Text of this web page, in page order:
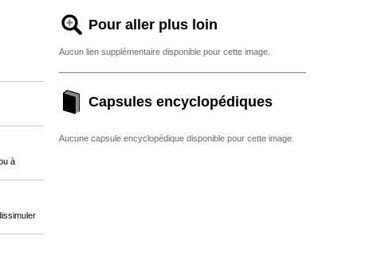
à
Pour aller plus loin
Aucun lien supplémentaire disponible pour cette image.
Capsules encyclopédiques
Aucune capsule encyclopédique disponible pour cette image.